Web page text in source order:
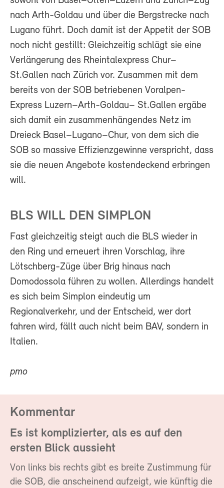
nach Arth-Goldau und über die Bergstrecke nach
Lugano führt. Doch damit ist der Appetit der SOB
noch nicht gestillt: Gleichzeitig schlägt sie eine
Verlängerung des Rheintalexpress Chur–
St.Gallen nach Zürich vor. Zusammen mit dem
bereits von der SOB betriebenen Voralpen-
Express Luzern–Arth-Goldau– St.Gallen ergäbe
sich damit ein zusammenhängendes Netz im
Dreieck Basel–Lugano–Chur, von dem sich die
SOB so massive Effizienzgewinne verspricht, dass
sie die neuen Angebote kostendeckend erbringen
will.
BLS WILL DEN SIMPLON
Fast gleichzeitig steigt auch die BLS wieder in
den Ring und erneuert ihren Vorschlag, ihre
Lötschberg-Züge über Brig hinaus nach
Domodossola führen zu wollen. Allerdings handelt
es sich beim Simplon eindeutig um
Regionalverkehr, und der Entscheid, wer dort
fahren wird, fällt auch nicht beim BAV, sondern in
Italien.
pmo
Kommentar
Es ist komplizierter, als es auf den
ersten Blick aussieht
Von links bis rechts gibt es breite Zustimmung für
die SOB, die anscheinend aufzeigt, wie künftig die